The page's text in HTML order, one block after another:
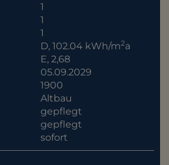
1
1
1
D, 102.04 kWh/m2a
E, 2,68
05.09.2029
1900
Altbau
gepflegt
gepflegt
sofort